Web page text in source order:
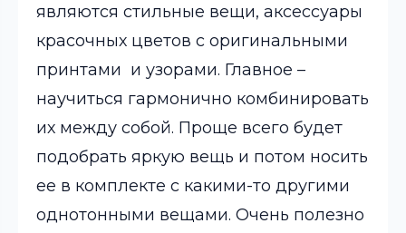
являются стильные вещи, аксессуары
красочных цветов с оригинальными
принтами и узорами. Главное –
научиться гармонично комбинировать
их между собой. Проще всего будет
подобрать яркую вещь и потом носить
ее в комплекте с какими-то другими
однотонными вещами. Очень полезно